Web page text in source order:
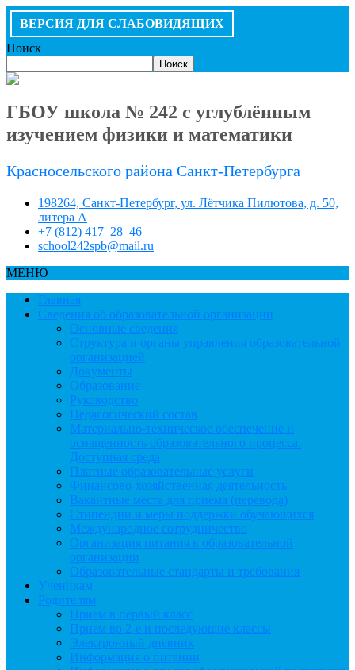
ВЕРСИЯ ДЛЯ СЛАБОВИДЯЩИХ
Поиск
Поиск
ГБОУ школа № 242 с углублённым
изучением физики и математики
Красносельского района Санкт-Петербурга
198264, Санкт-Петербург, ул. Лётчика Пилютова, д. 50,
литера А
+7 (812) 417–28–46
school242spb@mail.ru
МЕНЮ
Главная
Сведения об образовательной организации
Основные сведения
Структура и органы управления образовательной
организацией
Документы
Образование
Руководство
Педагогический состав
Материально-техническое обеспечение и
оснащенность образовательного процесса.
Доступная среда
Платные образовательные услуги
Финансово-хозяйственная деятельность
Вакантные места для приема (перевода)
Стипендии и меры поддержки обучающихся
Международное сотрудничество
Организация питания в образовательной
организации
Образовательные стандарты и требования
Ученикам
Родителям
Прием в первый класс
Прием во 2-е и последующие классы
Электронный дневник
Информация о питании